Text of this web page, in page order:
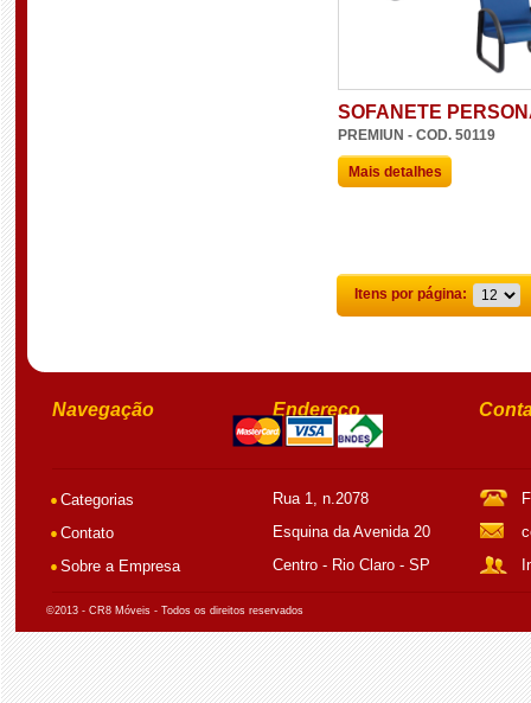
SOFANETE
PREMIUN - COD. 50119
Mais detalhes
Itens por página:
Navegação Endereço
Categorias
Contato
Sobre a Empresa
Rua 1, n.2078
Esquina da Avenida 20
Centro - Rio Claro - SP
©2013 - CR8 Móveis - Todos os direitos reservados